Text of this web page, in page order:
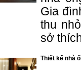
Gia
thu
sở
Thiết kế nhà